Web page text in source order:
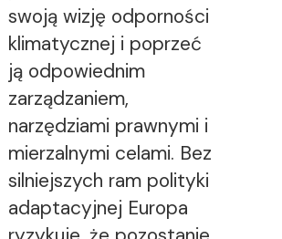
swoją wizję odporności
klimatycznej i poprzeć
ją odpowiednim
zarządzaniem,
narzędziami prawnymi i
mierzalnymi celami. Bez
silniejszych ram polityki
adaptacyjnej Europa